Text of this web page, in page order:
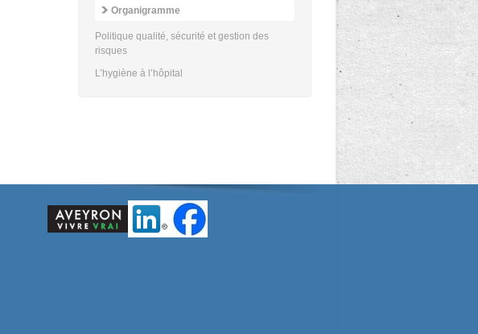
Organigramme
Politique qualité, sécurité et gestion des
risques
L’hygiène à l’hôpital